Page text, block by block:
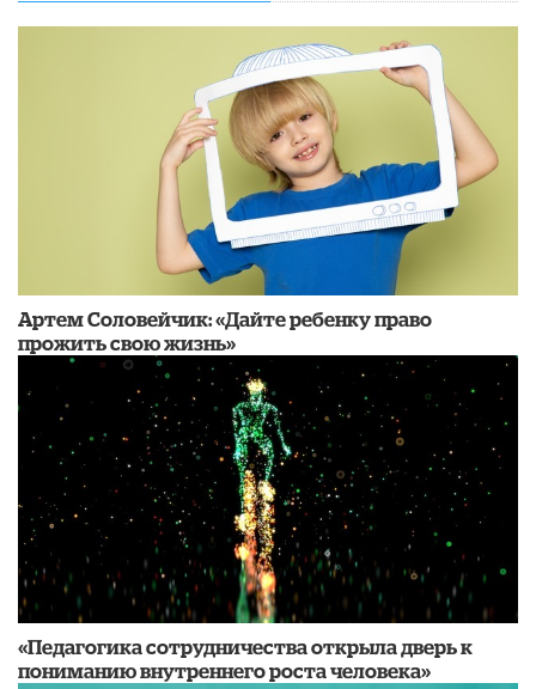
Артем Соловейчик: «Дайте ребенку право
прожить свою жизнь»
«Педагогика сотрудничества открыла дверь к
пониманию внутреннего роста человека»